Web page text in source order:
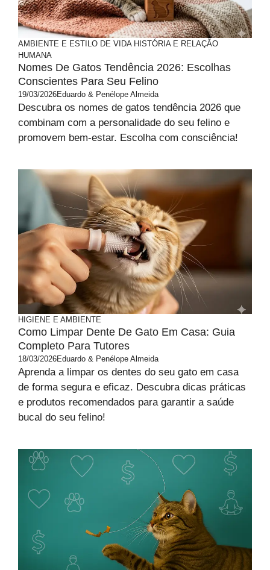
AMBIENTE E ESTILO DE VIDA HISTÓRIA E RELAÇÃO
HUMANA
Nomes De Gatos Tendência 2026: Escolhas
Conscientes Para Seu Felino
19/03/2026Eduardo & Penélope Almeida
Descubra os nomes de gatos tendência 2026 que
combinam com a personalidade do seu felino e
promovem bem-estar. Escolha com consciência!
HIGIENE E AMBIENTE
Como Limpar Dente De Gato Em Casa: Guia
Completo Para Tutores
18/03/2026Eduardo & Penélope Almeida
Aprenda a limpar os dentes do seu gato em casa
de forma segura e eficaz. Descubra dicas práticas
e produtos recomendados para garantir a saúde
bucal do seu felino!